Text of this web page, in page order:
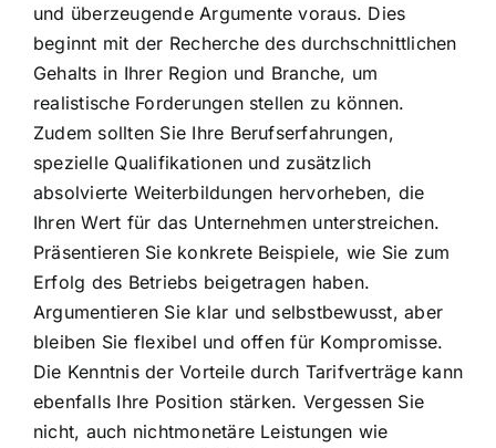
und überzeugende Argumente voraus. Dies
beginnt mit der Recherche des durchschnittlichen
Gehalts in Ihrer Region und Branche, um
realistische Forderungen stellen zu können.
Zudem sollten Sie Ihre Berufserfahrungen,
spezielle Qualifikationen und zusätzlich
absolvierte Weiterbildungen hervorheben, die
Ihren Wert für das Unternehmen unterstreichen.
Präsentieren Sie konkrete Beispiele, wie Sie zum
Erfolg des Betriebs beigetragen haben.
Argumentieren Sie klar und selbstbewusst, aber
bleiben Sie flexibel und offen für Kompromisse.
Die Kenntnis der Vorteile durch Tarifverträge kann
ebenfalls Ihre Position stärken. Vergessen Sie
nicht, auch nichtmonetäre Leistungen wie